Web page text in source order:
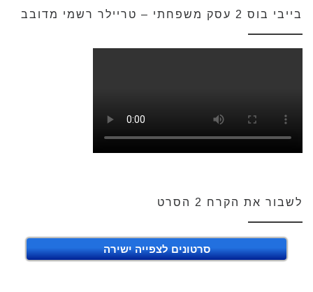
בייבי בוס 2 עסק משפחתי – טריילר רשמי מדובב
לשבור את הקרח 2 הסרט
סרטונים לצפייה ישירה